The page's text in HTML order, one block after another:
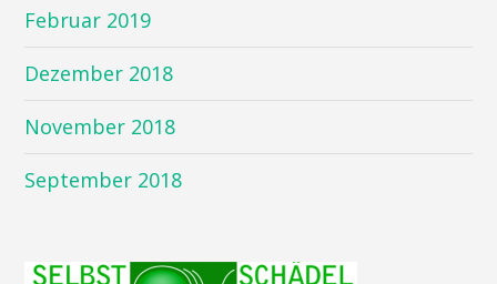
Februar 2019
Dezember 2018
November 2018
September 2018